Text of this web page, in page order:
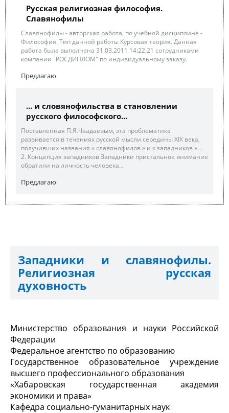
Русская религиозная философия.
Славянофилы
Славянофилы - авторская работа, по учебной дисциплине -
Философия. Тип данной работы Курсовая теория. Данная
работа была выполнена 31.03.2011 14:22:21 сотрудниками
компании "РОСДИПЛОМ" по индивидуальному заказу.
Предлагаю
... и словянофильства в становлении
русского философского...
Поставленная П.Я.Чаадаевым, эта проблематика
развивается в течениях русской мысли середины XIX века,
получивших названия « славянофилов » и « западников ». .
2. Концепция западников Западники пристальное внимание
обратили на личность человека...
Предлагаю
Западники и славянофилы.
Религиозная русская
духовность
Министерство образования и науки Российской
Федерации
Федеральное агентство по образованию
Государственное образовательное учреждение
высшего профессионального образования
«Хабаровская государственная академия
экономики и права»
Кафедра социально-гуманитарных наук